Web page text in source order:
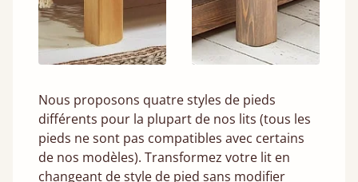
Nous proposons quatre styles de pieds
différents pour la plupart de nos lits (tous les
pieds ne sont pas compatibles avec certains
de nos modèles). Transformez votre lit en
changeant de style de pied sans modifier